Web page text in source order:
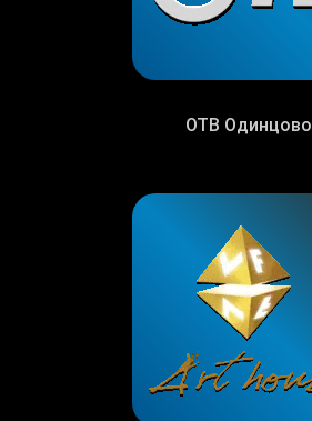
ОТВ Одинцово